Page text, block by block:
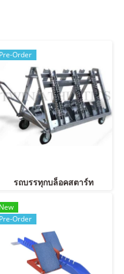
Pre-Order
รถบรรทุกบล็อคสตาร์ท
New
Pre-Order